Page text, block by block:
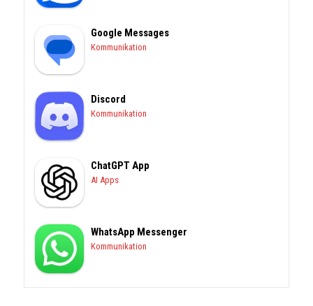
Google Messages
Kommunikation
Discord
Kommunikation
ChatGPT App
AI Apps
WhatsApp Messenger
Kommunikation